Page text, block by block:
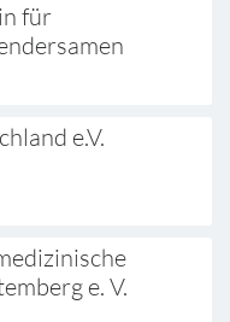
für
e.V.
e. V.